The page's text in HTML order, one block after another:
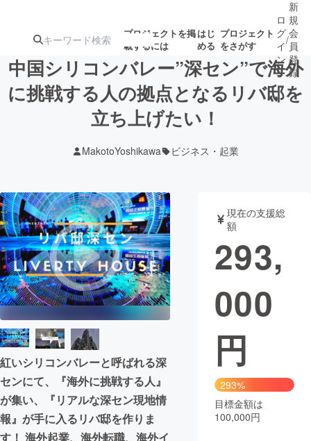
プロジェクトを掲
載するには
はじ
める
プロジェクト
をさがす
注目のリ 注目の新着プロ募集終了が近いプ
テクノロジー・ガジェット
映像・映画 書籍・雑誌
ビジネス・起業 チャレンジ
まちづくり・地域活性化
CAMPFIRE for Social Good
CAMPFIRE Creation
CAMPFIREふるさと納税machi-ya コミュニティ
ロ
グ
イ
ン
/
新
規
会
員
登
録
中国シリコンバレー”深セン”で海外
に挑戦する人の拠点となるリバ邸を
立ち上げたい！
MakotoYoshikawa ビジネス・起業
紅いシリコンバレーと呼ばれる深
センにて、『海外に挑戦する人』
が集い、『リアルな深セン現地情
報』が手に入るリバ邸を作りま
す！ 海外起業、海外転職、海外イ
現在の支援総
額
293,
000
円
293%
目標金額は
100,000円